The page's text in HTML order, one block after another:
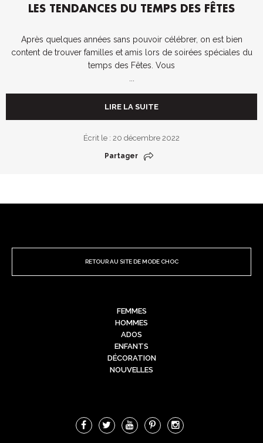
LES TENDANCES DU TEMPS DES FÊTES
Après quelques années sans pouvoir célébrer, on est bien
content de trouver familles et amis lors de soirées spéciales du
temps des Fêtes. Vous
...
LIRE LA SUITE
Écrit le : 20 décembre 2022
Partager
RETOUR AU SITE DE MODE CHOC
FEMMES
HOMMES
ADOS
ENFANTS
DÉCORATION
NOUVELLES